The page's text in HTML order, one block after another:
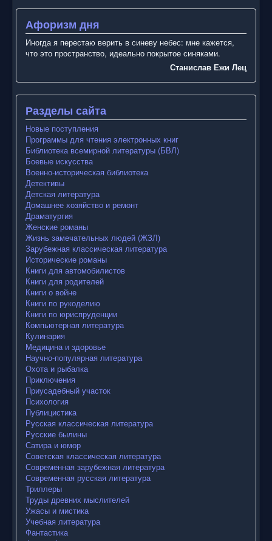
Афоризм дня
Иногда я перестаю верить в синеву небес: мне кажется,
что это пространство, идеально покрытое синяками.
Станислав Ежи Лец
Разделы сайта
Новые поступления
Программы для чтения электронных книг
Библиотека всемирной литературы (БВЛ)
Боевые искусства
Военно-историческая библиотека
Детективы
Детская литература
Домашнее хозяйство и ремонт
Драматургия
Женские романы
Жизнь замечательных людей (ЖЗЛ)
Зарубежная классическая литература
Исторические романы
Книги для автомобилистов
Книги для родителей
Книги о войне
Книги по рукоделию
Книги по юриспруденции
Компьютерная литература
Кулинария
Медицина и здоровье
Научно-популярная литература
Охота и рыбалка
Приключения
Приусадебный участок
Психология
Публицистика
Русская классическая литература
Русские былины
Сатира и юмор
Советская классическая литература
Современная зарубежная литература
Современная русская литература
Триллеры
Труды древних мыслителей
Ужасы и мистика
Учебная литература
Фантастика